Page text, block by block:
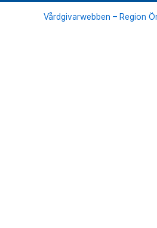
Vårdgivarwebben – Region